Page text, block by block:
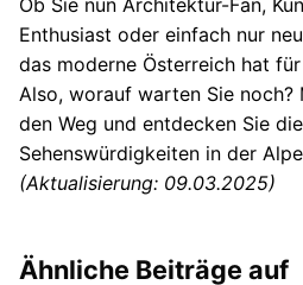
Ob Sie nun Architektur-Fan,
Enthusiast oder einfach nur
das moderne Österreich hat
Also, worauf warten Sie noch?
den Weg und entdecken Sie
Sehenswürdigkeiten in der
(Aktualisierung: 09.03.2025)
Ähnliche Beiträge auf